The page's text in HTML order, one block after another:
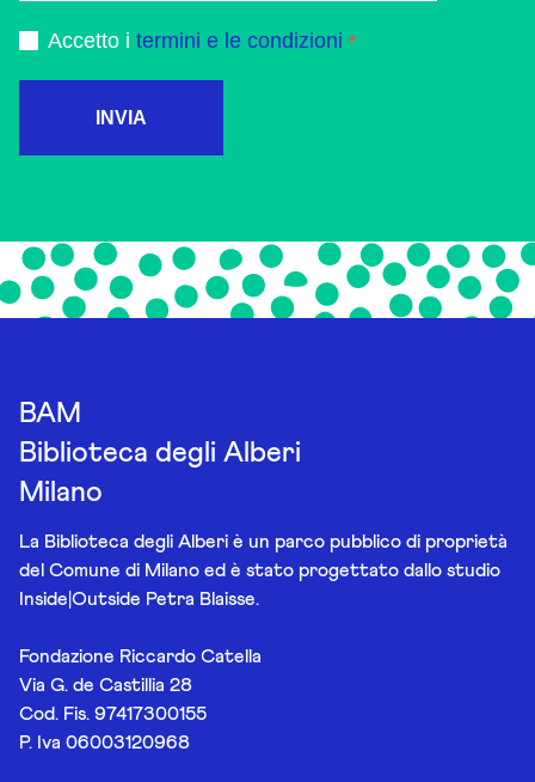
Accetto i termini e le condizioni
INVIA
BAM
Biblioteca degli Alberi
Milano
La Biblioteca degli Alberi è un parco pubblico di proprietà
del Comune di Milano ed è stato progettato dallo studio
Inside|Outside Petra Blaisse.
Fondazione Riccardo Catella
Via G. de Castillia 28
Cod. Fis. 97417300155
P. Iva 06003120968